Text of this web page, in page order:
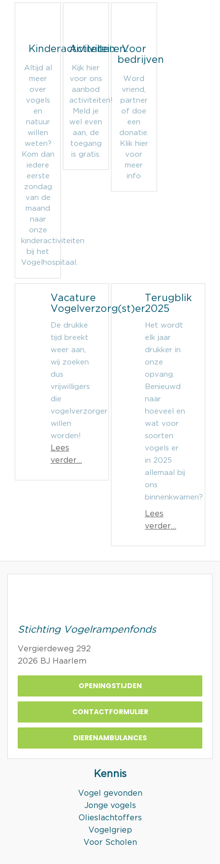
Kinderactiviteiten
Altijd al
meer
over
vogels
en
natuur
willen
weten?
Kom dan
iedere
eerste
zondag
van de
maand
naar
onze
kinderactiviteiten
bij het
Vogelhospitaal.
Activiteiten:
Kijk hier
voor ons
aanbod
activiteiten!
Meld je
wel even
aan, de
toegang
is gratis.
Voor
bedrijven
Word
vriend,
partner
of doe
een
donatie.
Klik hier
voor
meer
info
Vacature
Vogelverzorg(st)er
De drukke
tijd breekt
weer aan,
wij zoeken
dus
vrijwilligers
die
vogelverzorger
willen
worden!
Lees
verder…
Terugblik
2025
Het wordt
elk jaar
drukker in
onze
opvang.
Benieuwd
naar
hoeveel en
wat voor
soorten
vogels er
in 2025
allemaal bij
ons
binnenkwamen?
Lees
verder…
Stichting Vogelrampenfonds
Vergierdeweg 292
2026 BJ Haarlem
OPENINGSTIJDEN
CONTACTFORMULIER
DIERENAMBULANCES
Kennis
Vogel gevonden
Jonge vogels
Olieslachtoffers
Vogelgriep
Voor Scholen